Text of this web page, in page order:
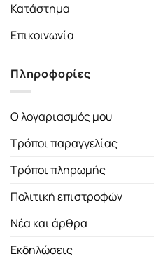
Κατάστημα
Επικοινωνία
Πληροφορίες
Ο λογαριασμός μου
Τρόποι παραγγελίας
Τρόποι πληρωμής
Πολιτική επιστροφών
Νέα και άρθρα
Εκδηλώσεις